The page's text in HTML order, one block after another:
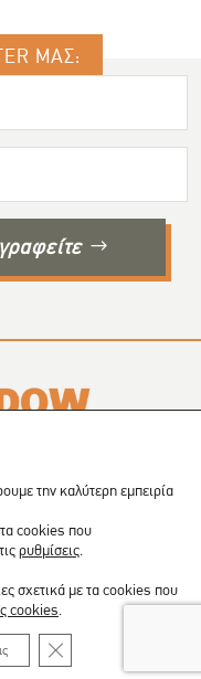
ΜΑΣ:
.
BY:Shape
COOKIES
την καλύτερη εμπειρία
τα cookies που
ρυθμίσεις
σχετικά με τα cookies που
cookies
ΚΛΕΊΣΙΜΟ ΤΟΥ COOKIE